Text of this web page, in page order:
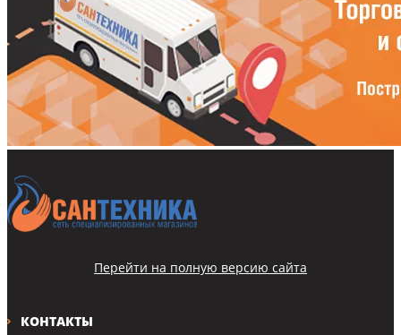
КОНТАКТЫ
Перейти на полную версию сайта